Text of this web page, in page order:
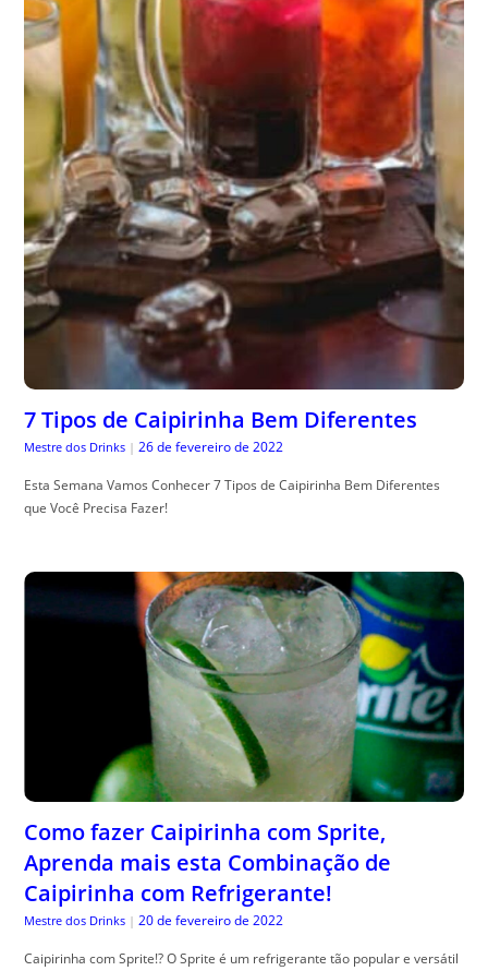
7 Tipos de Caipirinha Bem Diferentes
Mestre dos Drinks | 26 de fevereiro de 2022
Esta Semana Vamos Conhecer 7 Tipos de Caipirinha Bem Diferentes
que Você Precisa Fazer!
Como fazer Caipirinha com Sprite,
Aprenda mais esta Combinação de
Caipirinha com Refrigerante!
Mestre dos Drinks | 20 de fevereiro de 2022
Caipirinha com Sprite!? O Sprite é um refrigerante tão popular e versátil